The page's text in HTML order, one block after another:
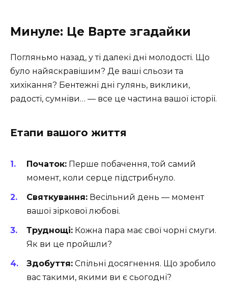
Минуле: Це Варте згадайки
Погляньмо назад, у ті далекі дні молодості. Що
було найяскравішим? Де ваші сльози та
хихікання? Бентежні дні гулянь, виклики,
радості, сумніви… — все це частина вашої історії.
Етапи вашого життя
Початок: Перше побачення, той самий
момент, коли серце підстрибнуло.
Святкування: Весільний день — момент
вашої зіркової любові.
Труднощі: Кожна пара має свої чорні смуги.
Як ви це пройшли?
Здобуття: Спільні досягнення. Що зробило
вас такими, якими ви є сьогодні?